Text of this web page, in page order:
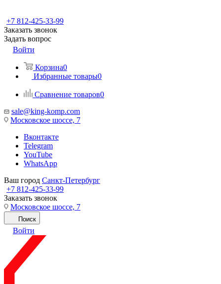
+7 812-425-33-99
Заказать звонок
Задать вопрос
Войти
Корзина0
Избранные товары0
Сравнение товаров0
sale@king-komp.com
Московское шоссе, 7
Вконтакте
Telegram
YouTube
WhatsApp
Ваш город Санкт-Петербург
+7 812-425-33-99
Заказать звонок
Московское шоссе, 7
Поиск
Войти